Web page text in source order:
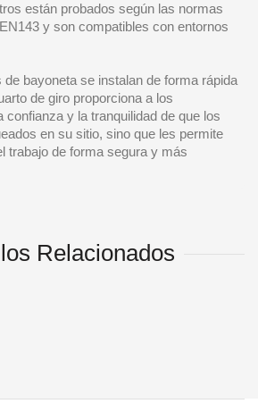
están probados según las normas
y son compatibles con entornos
bayoneta se instalan de forma rápida
de giro proporciona a los
confianza y la tranquilidad de que los
en su sitio, sino que les permite
trabajo de forma segura y más
Relacionados